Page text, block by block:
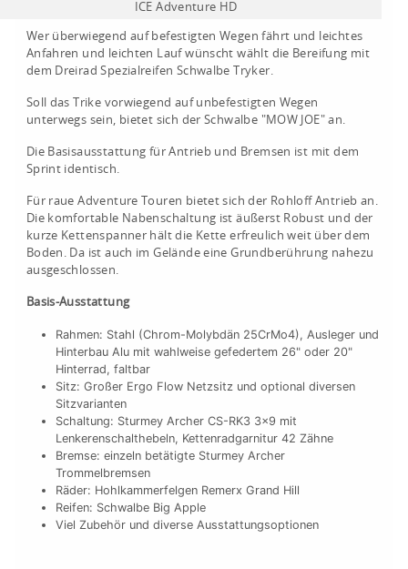
ICE Adventure HD
Wer überwiegend auf befestigten Wegen fährt und leichtes
Anfahren und leichten Lauf wünscht wählt die Bereifung mit
dem Dreirad Spezialreifen Schwalbe Tryker.
Soll das Trike vorwiegend auf unbefestigten Wegen
unterwegs sein, bietet sich der Schwalbe "MOW JOE" an.
Die Basisausstattung für Antrieb und Bremsen ist mit dem
Sprint identisch.
Für raue Adventure Touren bietet sich der Rohloff Antrieb an.
Die komfortable Nabenschaltung ist äußerst Robust und der
kurze Kettenspanner hält die Kette erfreulich weit über dem
Boden. Da ist auch im Gelände eine Grundberührung nahezu
ausgeschlossen.
Basis-Ausstattung
Rahmen: Stahl (Chrom-Molybdän 25CrMo4), Ausleger und
Hinterbau Alu mit wahlweise gefedertem 26" oder 20"
Hinterrad, faltbar
Sitz: Großer Ergo Flow Netzsitz und optional diversen
Sitzvarianten
Schaltung: Sturmey Archer CS-RK3 3x9 mit
Lenkerenschalthebeln, Kettenradgarnitur 42 Zähne
Bremse: einzeln betätigte Sturmey Archer
Trommelbremsen
Räder: Hohlkammerfelgen Remerx Grand Hill
Reifen: Schwalbe Big Apple
Viel Zubehör und diverse Ausstattungsoptionen